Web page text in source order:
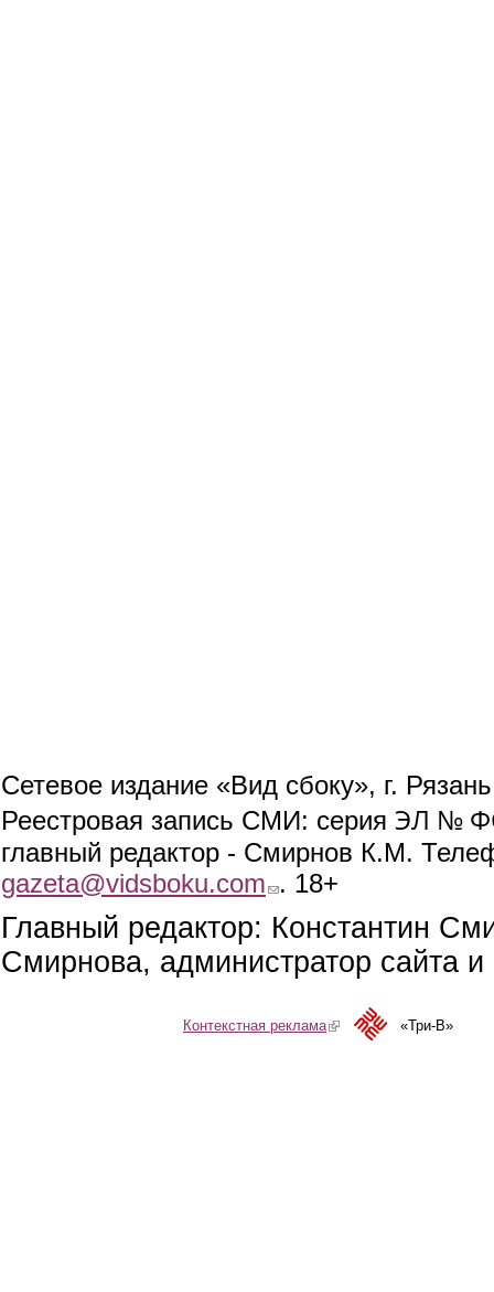
Сетевое издание «Вид сбоку», г.
Реестровая запись СМИ: серия ЭЛ №
главный редактор - Смирнов К.М.
gazeta@vidsboku.com (link sends e-mail)
. 18+
Главный редактор: Константин
Смирнова, администратор сайта
Контекстная реклама(link is external)«Три-В»